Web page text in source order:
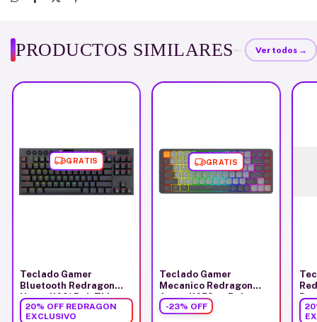
PRODUCTOS SIMILARES Ver todos →
GRATIS
Teclado Gamer
Bluetooth Redragon
Horus K621 Rgb Tkl
Mecanico
20% OFF REDRAGON
EXCLUSIVO
GRATIS
Teclado Gamer
Mecanico Redragon
Azure K652gg Rgb-pro
English
-23% OFF